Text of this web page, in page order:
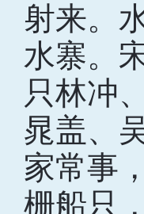
射来。
水寨。
只林冲
晁盖、
家常事
栅船只